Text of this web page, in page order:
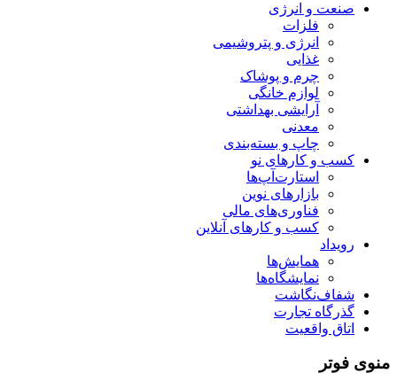
صنعت و انرژی
فلزات
انرژی و پتروشیمی
غذایی
چرم و پوشاک
لوازم خانگی
آرایشی بهداشتی
معدنی
چاپ و بسته‌بندی
کسب و کارهای نو
استارت‌آپ‌ها
بازارهای نوین
فناوری‌های مالی
کسب و کارهای آنلاین
رویداد
همایش‌ها
نمایشگاه‌ها
شفاف‌نگاشت
گذرگاه تجارت
اتاق واقعیت
منوی فوتر